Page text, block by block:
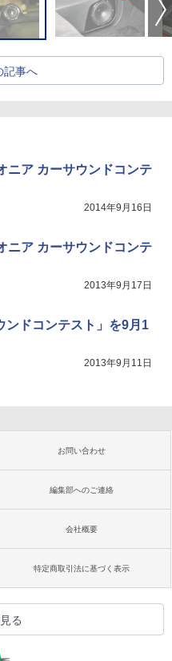
記事へ
ニア カーサウンドコンテ
2014年9月16日
ニア カーサウンドコンテ
2013年9月17日
ンドコンテスト」を9月1
2013年9月11日
お問い合わせ
編集部へのご連絡
会社概要
特定商取引法に基づく表示
る